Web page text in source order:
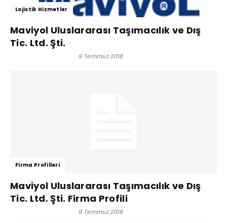
Lojistik Hizmetler
Maviyol Uluslararası Taşımacılık ve Dış
Tic. Ltd. Şti.
- 9 Temmuz 2018
Firma Profilleri
Maviyol Uluslararası Taşımacılık ve Dış
Tic. Ltd. Şti. Firma Profili
- 9 Temmuz 2018